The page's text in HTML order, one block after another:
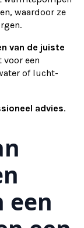
waardoor ze
van de juiste
een
of lucht-
advies.
een